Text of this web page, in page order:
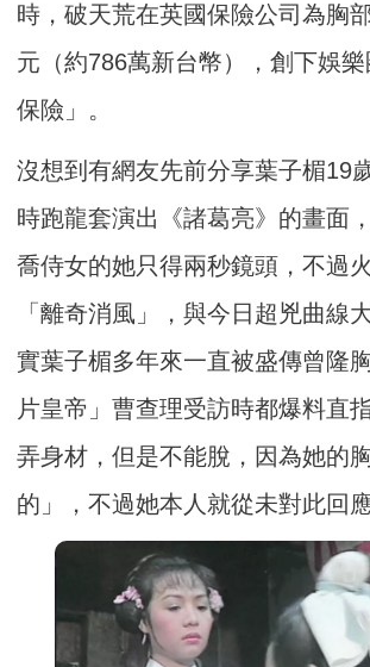
時，破天荒在英國保險公司為胸
元（約786萬新台幣），創下娛
保險」。
沒想到有網友先前分享葉子楣19
時跑龍套演出《諸葛亮》的畫面
喬侍女的她只得兩秒鏡頭，不過
「離奇消風」，與今日超兇曲線
實葉子楣多年來一直被盛傳曾隆
片皇帝」曹查理受訪時都爆料直
弄身材，但是不能脫，因為她的
的」，不過她本人就從未對此回應